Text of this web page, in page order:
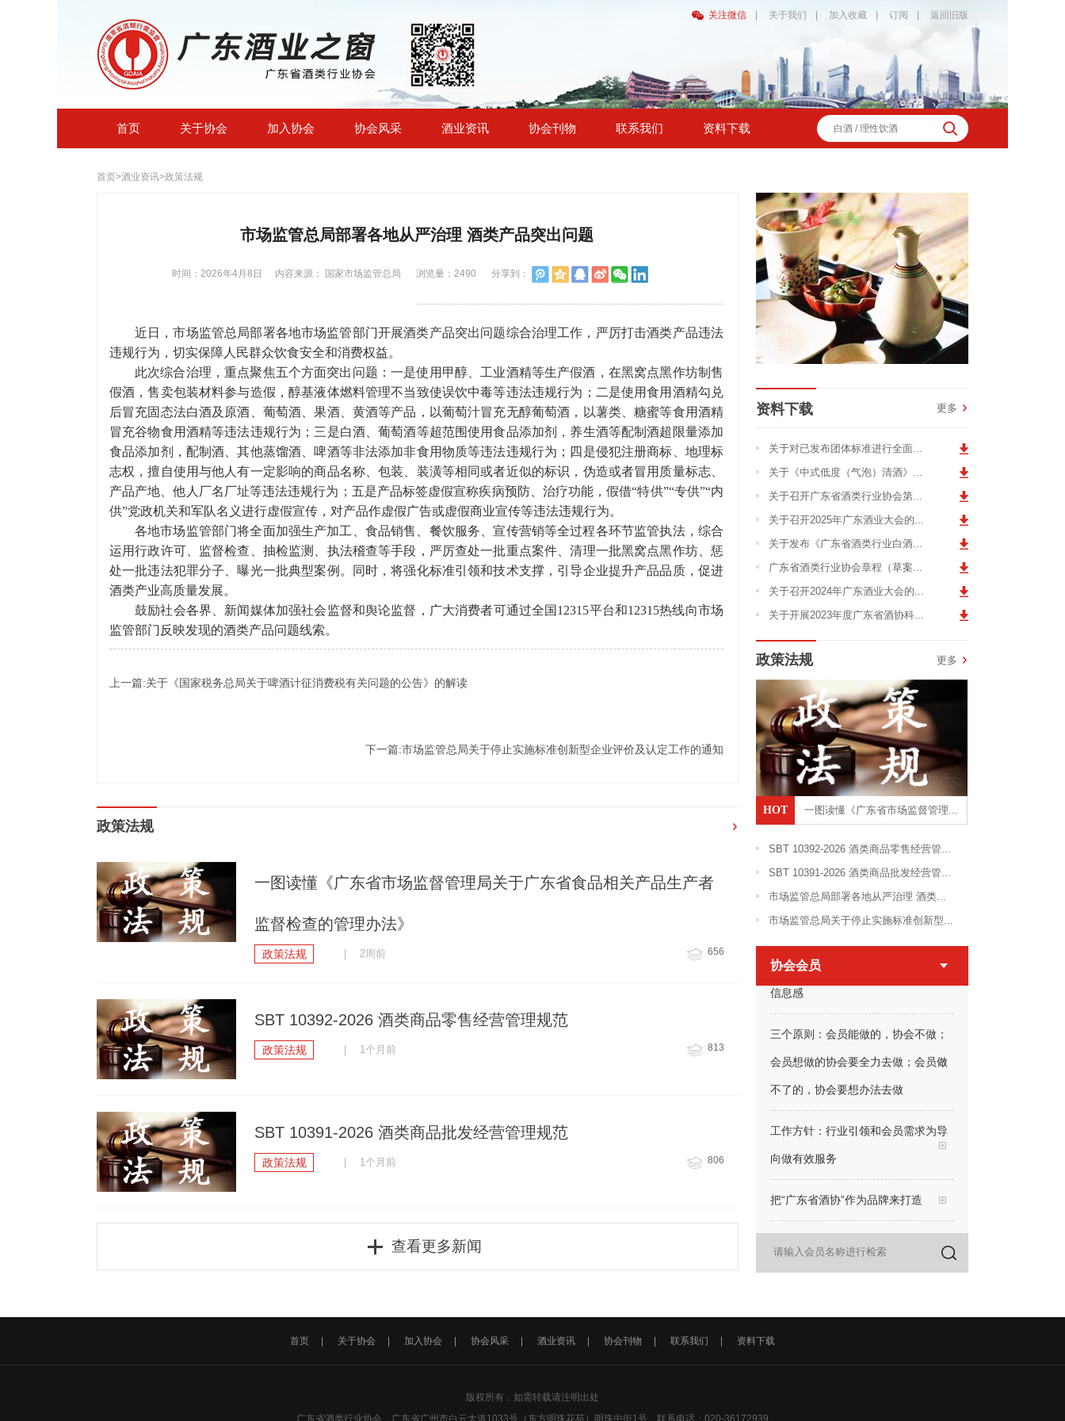
关注微信 关于我们 加入收藏 订阅 返回旧版
首页 关于协会 加入协会 协会风采 酒业资讯 协会刊物 联系我们 资料下载
首页>酒业资讯>政策法规
市场监管总局部署各地从严治理 酒类产品突出问题
时间：2026年4月8日 内容来源： 国家市场监管总局 浏览量：2490 分享到：
近日，市场监管总局部署各地市场监管部门开展酒类产品突出问题综合治理工作，严厉打击酒类产品违法
违规行为，切实保障人民群众饮食安全和消费权益。
此次综合治理，重点聚焦五个方面突出问题：一是使用甲醇、工业酒精等生产假酒，在黑窝点黑作坊制售
假酒，售卖包装材料参与造假，醇基液体燃料管理不当致使误饮中毒等违法违规行为；二是使用食用酒精勾兑
后冒充固态法白酒及原酒、葡萄酒、果酒、黄酒等产品，以葡萄汁冒充无醇葡萄酒，以薯类、糖蜜等食用酒精
冒充谷物食用酒精等违法违规行为；三是白酒、葡萄酒等超范围使用食品添加剂，养生酒等配制酒超限量添加
食品添加剂，配制酒、其他蒸馏酒、啤酒等非法添加非食用物质等违法违规行为；四是侵犯注册商标、地理标
志权，擅自使用与他人有一定影响的商品名称、包装、装潢等相同或者近似的标识，伪造或者冒用质量标志、
产品产地、他人厂名厂址等违法违规行为；五是产品标签虚假宣称疾病预防、治疗功能，假借“特供”“专供”“内
供”党政机关和军队名义进行虚假宣传，对产品作虚假广告或虚假商业宣传等违法违规行为。
各地市场监管部门将全面加强生产加工、食品销售、餐饮服务、宣传营销等全过程各环节监管执法，综合
运用行政许可、监督检查、抽检监测、执法稽查等手段，严厉查处一批重点案件、清理一批黑窝点黑作坊、惩
处一批违法犯罪分子、曝光一批典型案例。同时，将强化标准引领和技术支撑，引导企业提升产品品质，促进
酒类产业高质量发展。
鼓励社会各界、新闻媒体加强社会监督和舆论监督，广大消费者可通过全国12315平台和12315热线向市场
监管部门反映发现的酒类产品问题线索。
上一篇:关于《国家税务总局关于啤酒计征消费税有关问题的公告》的解读
下一篇:市场监管总局关于停止实施标准创新型企业评价及认定工作的通知
政策法规
一图读懂《广东省市场监督管理局关于广东省食品相关产品生产者
监督检查的管理办法》
政策法规 | 2周前 656
SBT 10392-2026 酒类商品零售经营管理规范
政策法规 | 1个月前 813
SBT 10391-2026 酒类商品批发经营管理规范
政策法规 | 1个月前 806
查看更多新闻
资料下载 更多
关于对已发布团体标准进行全面...
关于《中式低度（气泡）清酒》...
关于召开广东省酒类行业协会第...
关于召开2025年广东酒业大会的...
关于发布《广东省酒类行业白酒...
广东省酒类行业协会章程（草案...
关于召开2024年广东酒业大会的...
关于开展2023年度广东省酒协科...
政策法规 更多
HOT 一图读懂《广东省市场监督管理...
SBT 10392-2026 酒类商品零售经营管...
SBT 10391-2026 酒类商品批发经营管...
市场监管总局部署各地从严治理 酒类...
市场监管总局关于停止实施标准创新型...
协会会员
三个原则：会员能做的，协会不做；
工作方针：行业引领和会员需求为导
把“广东省酒协”作为品牌来打造
目标：创建国内外一流的综合酒类服
务平台
行动上：9日会员日、19日会长走访
首页 关于协会 加入协会 协会风采 酒业资讯 协会刊物 联系我们 资料下载
版权所有，如需转载请注明出处